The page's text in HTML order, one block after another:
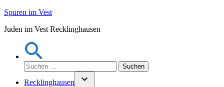
Zum
springen
Spuren im Vest
Juden im Vest Recklinghausen
Suchen
nach:
Recklinghausen